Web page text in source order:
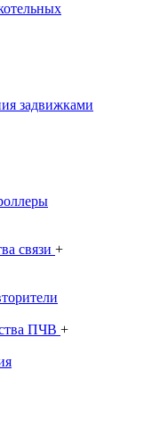
задвижками
связи +
ПЧВ +